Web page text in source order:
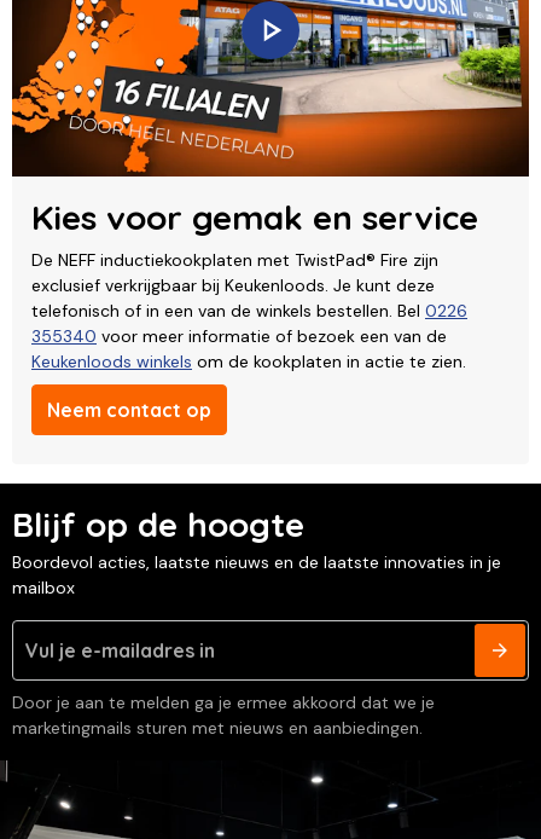
Kies voor gemak en service
De NEFF inductiekookplaten met TwistPad® Fire zijn
exclusief verkrijgbaar bij Keukenloods. Je kunt deze
telefonisch of in een van de winkels bestellen. Bel 0226
355340 voor meer informatie of bezoek een van de
Keukenloods winkels om de kookplaten in actie te zien.
Neem contact op
Blijf op de hoogte
Boordevol acties, laatste nieuws en de laatste innovaties in je
mailbox
Door je aan te melden ga je ermee akkoord dat we je
marketingmails sturen met nieuws en aanbiedingen.